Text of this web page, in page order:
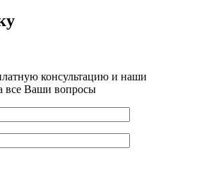
консультацию и наши
все Ваши вопросы